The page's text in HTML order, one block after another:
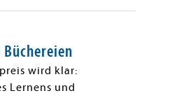
wird klar:
Lernens und